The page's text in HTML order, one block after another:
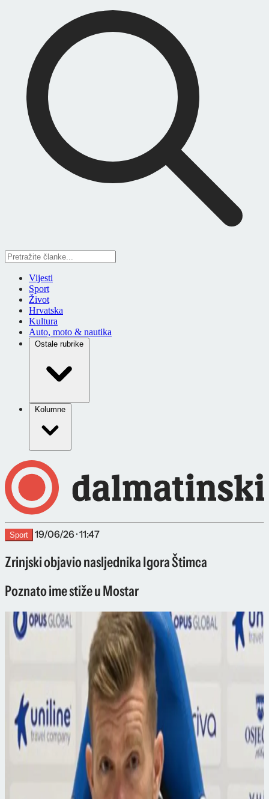
Vijesti
Sport
Život
Hrvatska
Kultura
Auto, moto & nautika
Ostale rubrike
Kolumne
Sport 19/06/26 · 11:47
Zrinjski objavio nasljednika Igora Štimca
Poznato ime stiže u Mostar